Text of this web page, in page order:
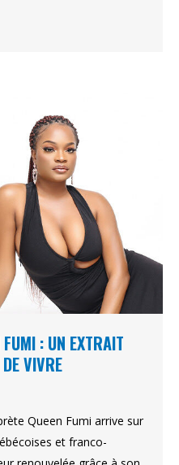
: UN EXTRAIT
VIVRE
Queen Fumi arrive sur
et franco-